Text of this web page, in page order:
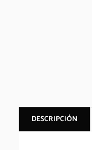
DESCRIPCIÓN